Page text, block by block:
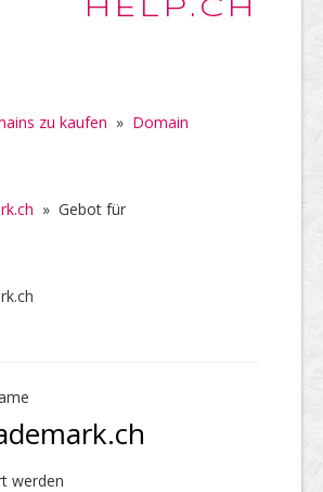
zu kaufen » Domain
» Gebot für
werden